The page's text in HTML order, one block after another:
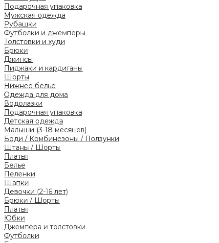
Подарочная упаковка
Мужская одежда
Рубашки
Футболки и джемперы
Толстовки и худи
Брюки
Джинсы
Пиджаки и кардиганы
Шорты
Нижнее белье
Одежда для дома
Водолазки
Подарочная упаковка
Детская одежда
Малыши (3-18 месяцев)
Боди / Комбинезоны / Ползунки
Штаны / Шорты
Платья
Белье
Пеленки
Шапки
Девочки (2-16 лет)
Брюки / Шорты
Платья
Юбки
Джемпера и толстовки
Футболки